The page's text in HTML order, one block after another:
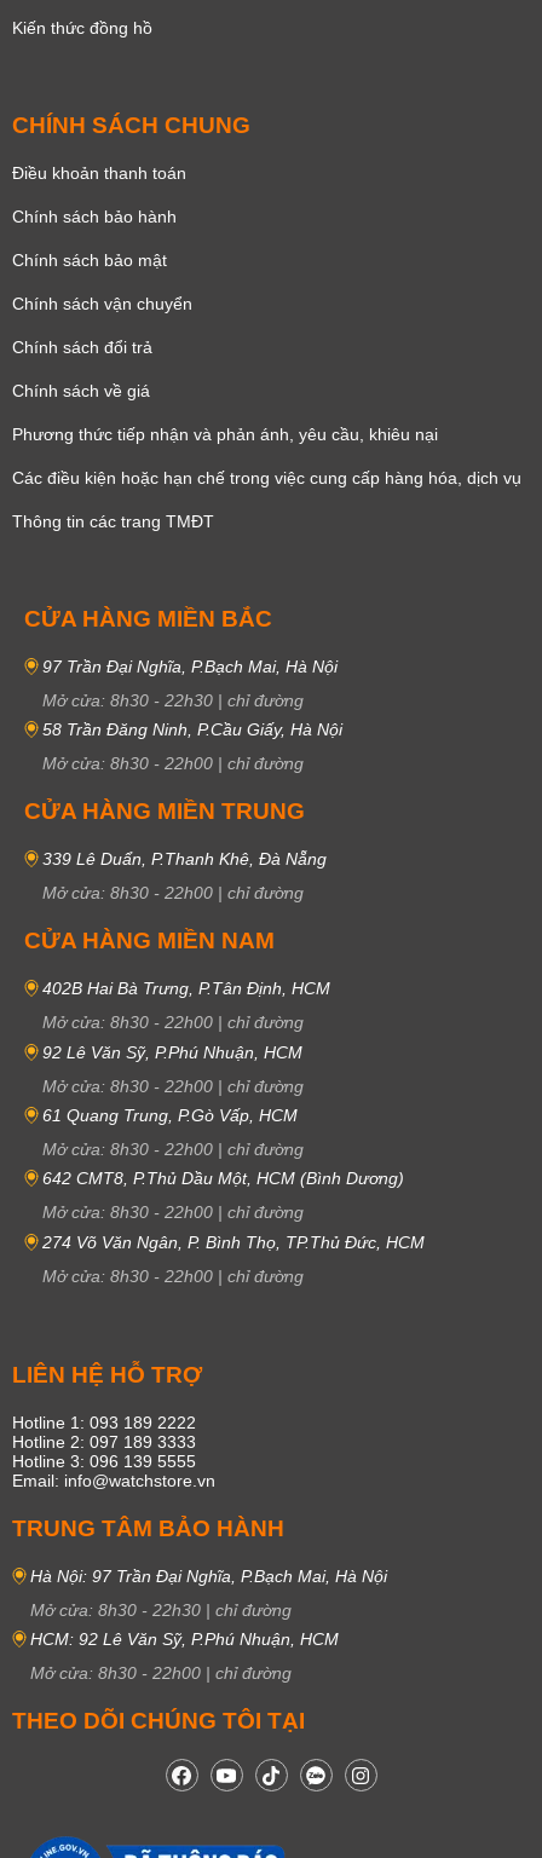
Kiến thức đồng hồ
CHÍNH SÁCH CHUNG
Điều khoản thanh toán
Chính sách bảo hành
Chính sách bảo mật
Chính sách vận chuyển
Chính sách đổi trả
Chính sách về giá
Phương thức tiếp nhận và phản ánh, yêu cầu, khiêu nại
Các điều kiện hoặc hạn chế trong việc cung cấp hàng hóa, dịch vụ
Thông tin các trang TMĐT
CỬA HÀNG MIỀN BẮC
97 Trần Đại Nghĩa, P.Bạch Mai, Hà Nội
Mở cửa: 8h30 - 22h30 | chỉ đường
58 Trần Đăng Ninh, P.Cầu Giấy, Hà Nội
Mở cửa: 8h30 - 22h00 | chỉ đường
CỬA HÀNG MIỀN TRUNG
339 Lê Duẩn, P.Thanh Khê, Đà Nẵng
Mở cửa: 8h30 - 22h00 | chỉ đường
CỬA HÀNG MIỀN NAM
402B Hai Bà Trưng, P.Tân Định, HCM
Mở cửa: 8h30 - 22h00 | chỉ đường
92 Lê Văn Sỹ, P.Phú Nhuận, HCM
Mở cửa: 8h30 - 22h00 | chỉ đường
61 Quang Trung, P.Gò Vấp, HCM
Mở cửa: 8h30 - 22h00 | chỉ đường
642 CMT8, P.Thủ Dầu Một, HCM (Bình Dương)
Mở cửa: 8h30 - 22h00 | chỉ đường
274 Võ Văn Ngân, P. Bình Thọ, TP.Thủ Đức, HCM
Mở cửa: 8h30 - 22h00 | chỉ đường
LIÊN HỆ HỖ TRỢ
Hotline 1: 093 189 2222
Hotline 2: 097 189 3333
Hotline 3: 096 139 5555
Email: info@watchstore.vn
TRUNG TÂM BẢO HÀNH
Hà Nội: 97 Trần Đại Nghĩa, P.Bạch Mai, Hà Nội
Mở cửa: 8h30 - 22h30 | chỉ đường
HCM: 92 Lê Văn Sỹ, P.Phú Nhuận, HCM
Mở cửa: 8h30 - 22h00 | chỉ đường
THEO DÕI CHÚNG TÔI TẠI